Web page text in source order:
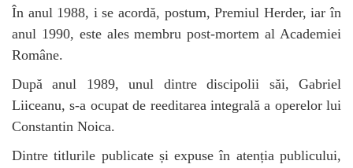
În anul 1988, i se acordă, postum, Premiul Herder, iar în
anul 1990, este ales membru post-mortem al Academiei
Române.
După anul 1989, unul dintre discipolii săi, Gabriel
Liiceanu, s-a ocupat de reeditarea integrală a operelor lui
Constantin Noica.
Dintre titlurile publicate și expuse în atenția publicului,